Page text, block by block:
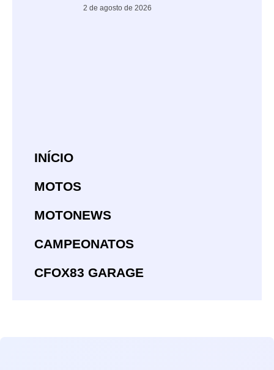
2 de agosto de 2026
INÍCIO
MOTOS
MOTONEWS
CAMPEONATOS
CFOX83 GARAGE